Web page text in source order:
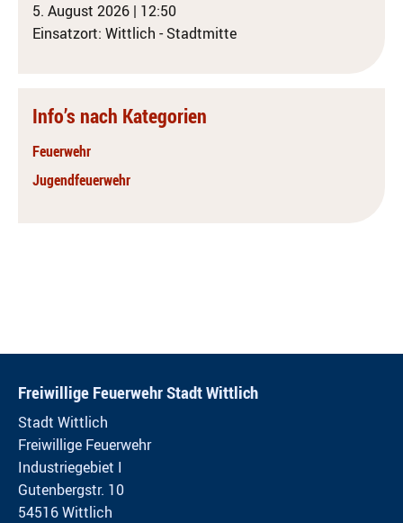
5. August 2026 | 12:50
Einsatzort: Wittlich - Stadtmitte
Info’s nach Kategorien
Feuerwehr
Jugendfeuerwehr
Freiwillige Feuerwehr Stadt Wittlich
Stadt Wittlich
Freiwillige Feuerwehr
Industriegebiet I
Gutenbergstr. 10
54516 Wittlich